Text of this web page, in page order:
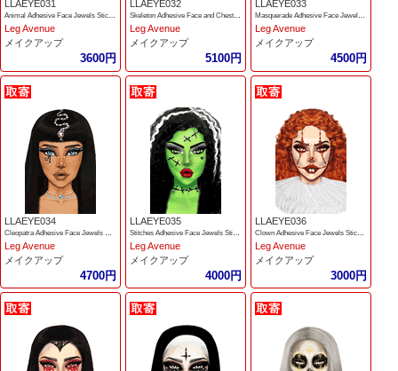
LLAEYE031
Animal Adhesive Face Jewels Sticker
Leg Avenue
メイクアップ
3600円
LLAEYE032
Skeleton Adhesive Face and Chest Jewel Stickers
Leg Avenue
メイクアップ
5100円
LLAEYE033
Masquerade Adhesive Face Jewels Sticker
Leg Avenue
メイクアップ
4500円
LLAEYE034
Leg Avenue
メイクアップ
4700円
LLAEYE035
Leg Avenue
メイクアップ
4000円
LLAEYE036
Leg Avenue
メイクアップ
3000円